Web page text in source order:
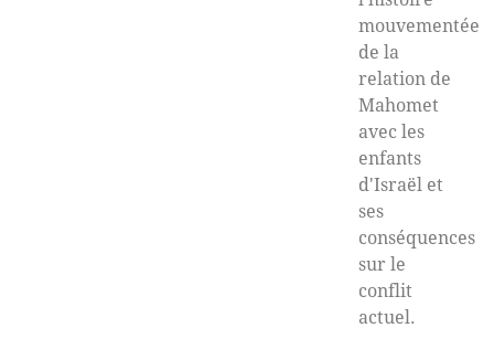
mouvementée
de la
relation de
Mahomet
avec les
enfants
d'Israël et
ses
conséquences
sur le
conflit
actuel.